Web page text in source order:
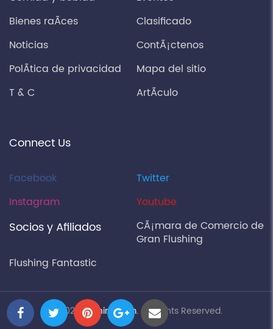
Bienes raÃ­ces
Clasificado
Noticias
ContÃ¡ctenos
PolÃ­tica de privacidad
Mapa del sitio
T & C
ArtÃ­culo
Connect Us
Facebook
Twitter
Instagram
Youtube
Socios y Afiliados
CÃ¡mara de Comercio de
Gran Flushing
Flushing Fantastic
© 2026flushing.com.All Rights Reserved.